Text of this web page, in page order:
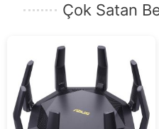
Çok Satan